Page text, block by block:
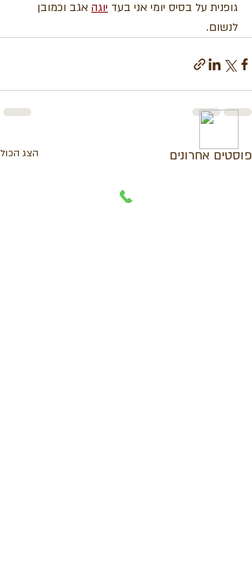
גופנית על בסיס יומי אני בעד יוגה אגב וכמובן
לנשום.
פוסטים אחרונים הצג הכול